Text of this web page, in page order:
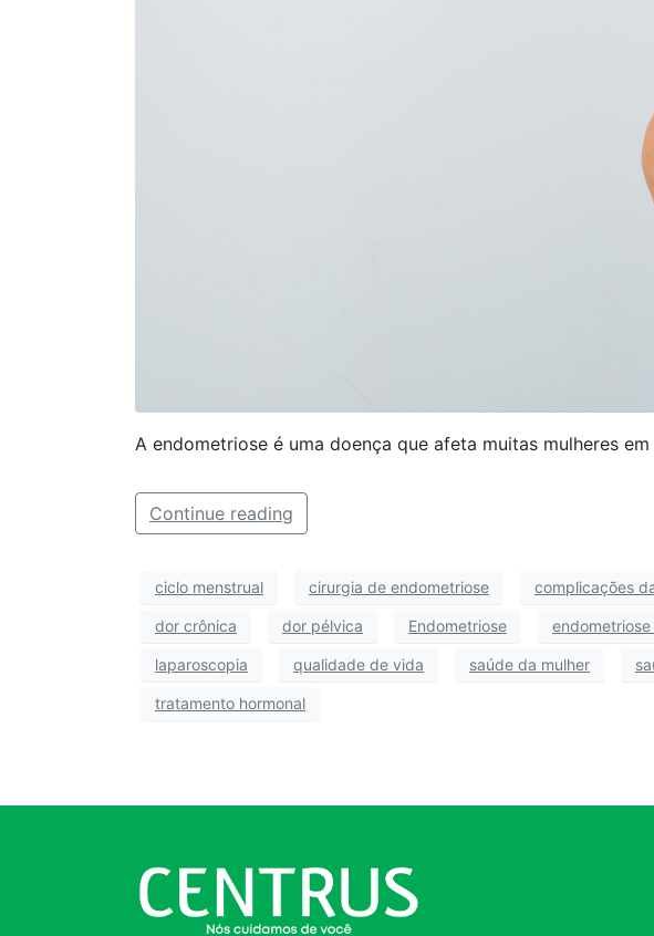
A endometriose é uma doença que afeta muitas mulheres
Continue reading
ciclo menstrual cirurgia de endometriose complicações
dor crônica dor pélvica Endometriose
laparoscopia qualidade de vida saúde da mulher
tratamento hormonal